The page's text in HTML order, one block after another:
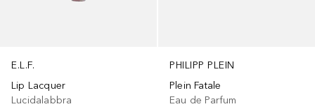
E.L.F.
Lip Lacquer
Lucidalabbra
PHILIPP PLEIN
Plein Fatale
Eau de Parfum